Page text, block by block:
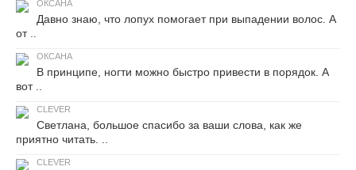
ОКСАНА
Давно знаю, что лопух помогает при выпадении волос. А
от ..
ОКСАНА
В принципе, ногти можно быстро привести в порядок. А
вот ..
CLEVER
Светлана, большое спасибо за ваши слова, как же
приятно читать. ..
CLEVER